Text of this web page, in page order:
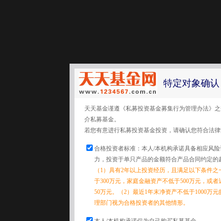
特定对象确认
天天基金谨遵《私募投资基金募集行为管理办法》
介私募基金。
若您有意进行私募投资基金投资，请确认您符合法
合格投资者标准：本人/本机构承诺具备相应风
力，投资于单只产品的金额符合产品合同约定的
（1）具有2年以上投资经历，且满足以下条件
于300万元，家庭金融资产不低于500万元，或
50万元。（2）最近1年末净资产不低于1000万
理部门视为合格投资者的其他情形。